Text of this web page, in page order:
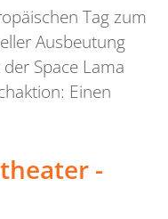
Tag zum
Ausbeutung
Space Lama
Einen
-